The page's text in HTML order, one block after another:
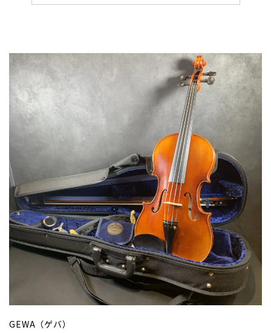
GEWA（ゲバ）